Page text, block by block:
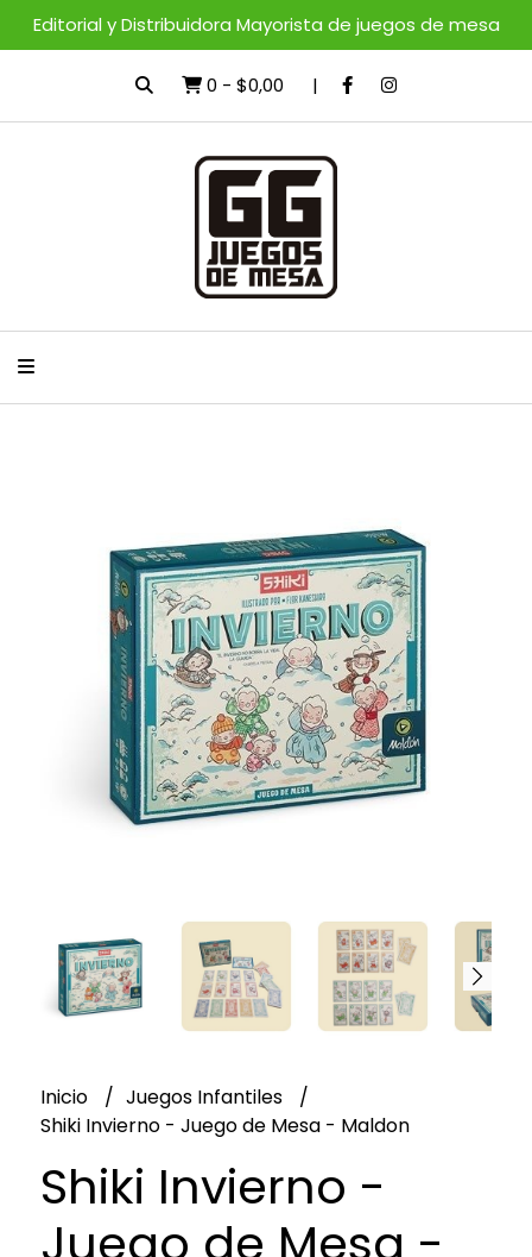
Editorial y Distribuidora Mayorista de juegos de mesa
0 - $0,00
Inicio
Juegos Infantiles
Shiki Invierno - Juego de Mesa - Maldon
Shiki Invierno -
Juego de Mesa -